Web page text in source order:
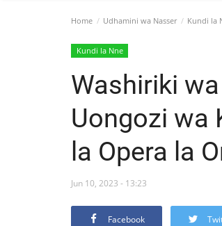
Home Udhamini wa Nasser Kundi la
Kundi la Nne
Washiriki
Uongozi wa
la Opera la
Jun 10, 2023 - 13:23
Facebook